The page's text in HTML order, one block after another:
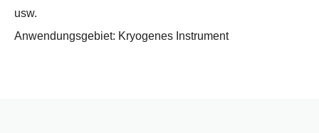
usw.
Anwendungsgebiet: Kryogenes Instrument